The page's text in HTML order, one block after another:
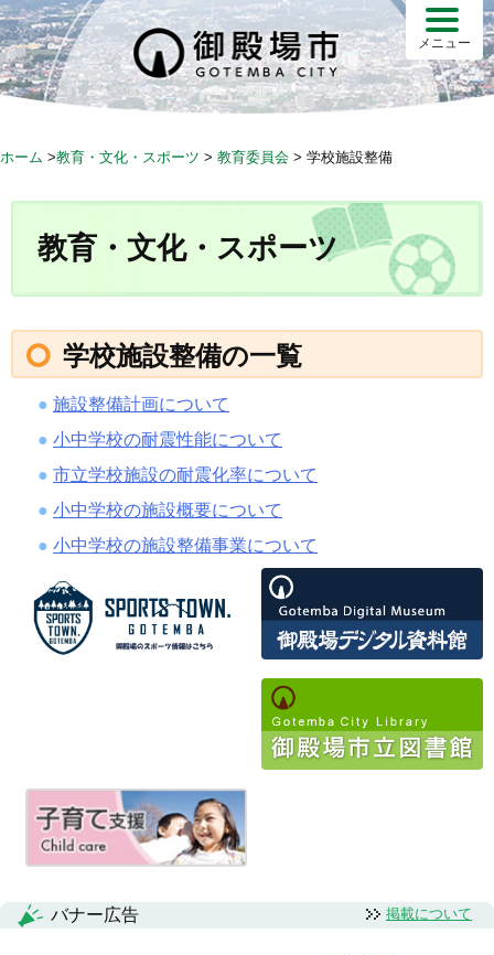
S
k
i
p
メニュー
ホーム >教育・文化・スポーツ > 教育委員会 > 学校施設整備
教育・文化・スポーツ
学校施設整備の一覧
施設整備計画について
小中学校の耐震性能について
市立学校施設の耐震化率について
小中学校の施設概要について
小中学校の施設整備事業について
バナー広告 掲載について